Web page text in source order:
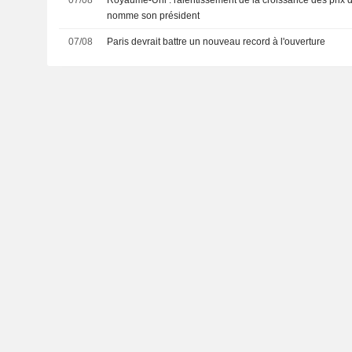
nomme son président
07/08 Paris devrait battre un nouveau record à l'ouverture